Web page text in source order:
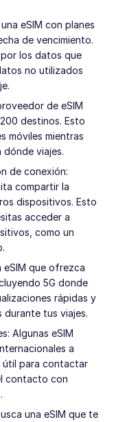
eSIM con planes
de vencimiento.
los datos que
no utilizados
de eSIM
destinos. Esto
móviles mientras
dónde viajes.
de conexión:
compartir la
dispositivos. Esto
acceder a
como un
eSIM que ofrezca
5G donde
rápidas y
durante tus viajes.
Algunas eSIM
a
útil para contactar
contacto con
una eSIM que te